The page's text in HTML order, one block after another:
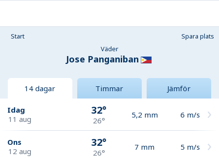
Start
Spara plats
Väder
Jose Panganiban
14 dagar Timmar Jämför
Idag
11 aug
32°
26°
5,2 mm 6 m/s
Ons
12 aug
32°
26°
7 mm 5 m/s